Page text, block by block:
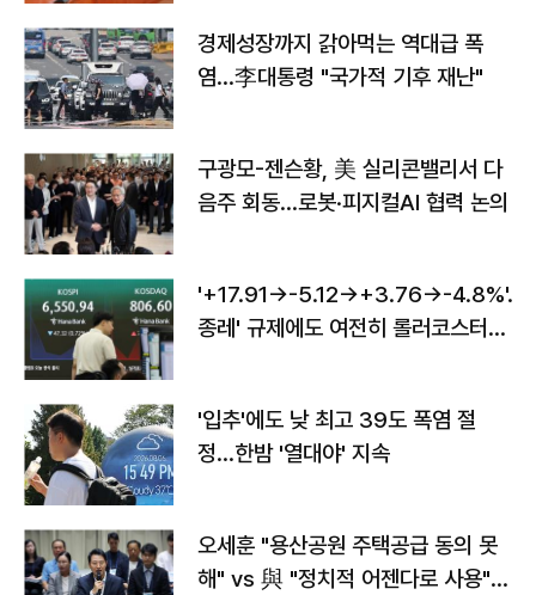
경제성장까지 갉아먹는 역대급 폭
염…李대통령 "국가적 기후 재난"
구광모-젠슨황, 美 실리콘밸리서 다
음주 회동…로봇·피지컬AI 협력 논의
'+17.91→-5.12→+3.76→-4.8%'…'
종레' 규제에도 여전히 롤러코스터
'입추'에도 낮 최고 39도 폭염 절
정…한밤 '열대야' 지속
오세훈 "용산공원 주택공급 동의 못
해" vs 與 "정치적 어젠다로 사용"